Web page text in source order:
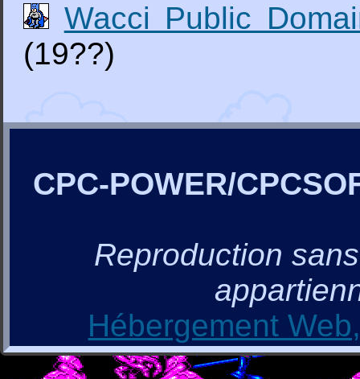
Wacci Public
(19??)
CPC-POWER/
Reproduction
Hébergement